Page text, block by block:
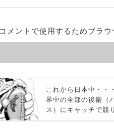
メントで使用するためブラ
これから日本中・・
界中の全部の後衛（
ス）にキャッチで競